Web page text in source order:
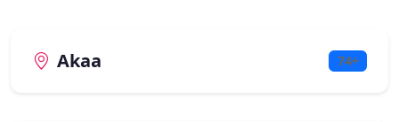
Akaa 74+